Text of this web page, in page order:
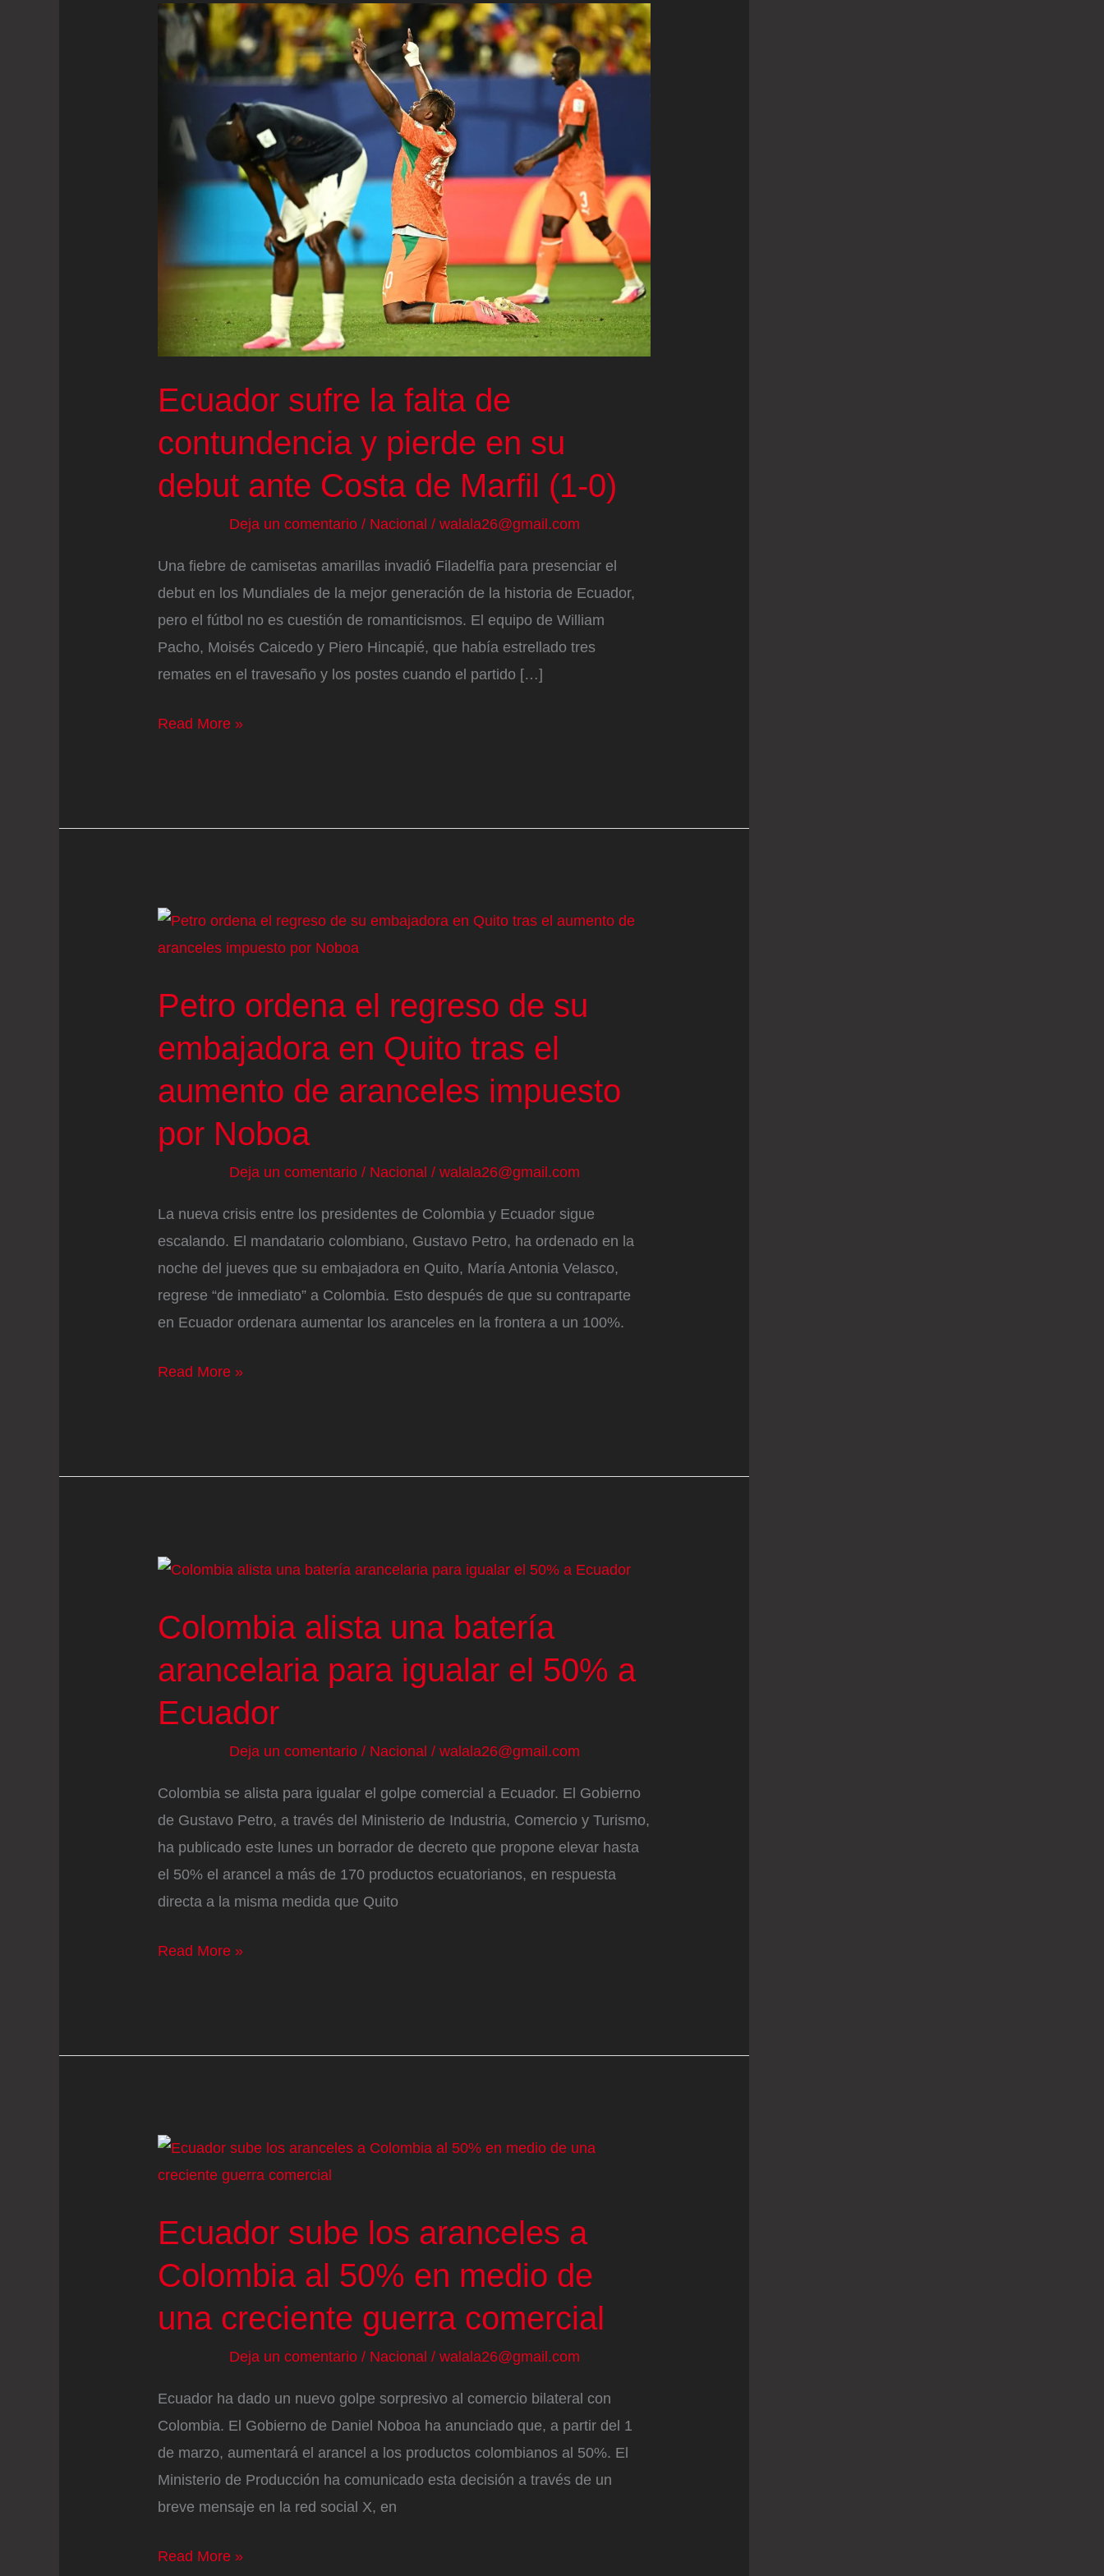
Ecuador sufre la falta de
contundencia y pierde en su
debut ante Costa de Marfil (1-0)
Deja un comentario / Nacional / walala26@gmail.com
Una fiebre de camisetas amarillas invadió Filadelfia para presenciar el
debut en los Mundiales de la mejor generación de la historia de Ecuador,
pero el fútbol no es cuestión de romanticismos. El equipo de William
Pacho, Moisés Caicedo y Piero Hincapié, que había estrellado tres
remates en el travesaño y los postes cuando el partido […]
Ecuador
de
pierde
debut
ante
Costa
Marfil
(1-
0)
Read More »
Petro ordena el regreso de su
embajadora en Quito tras el
aumento de aranceles impuesto
por Noboa
Deja un comentario / Nacional / walala26@gmail.com
La nueva crisis entre los presidentes de Colombia y Ecuador sigue
escalando. El mandatario colombiano, Gustavo Petro, ha ordenado en la
noche del jueves que su embajadora en Quito, María Antonia Velasco,
regrese “de inmediato” a Colombia. Esto después de que su contraparte
en Ecuador ordenara aumentar los aranceles en la frontera a un 100%.
Petro
de
en
tras
el
aumento
aranceles
Read More »
Colombia alista una batería
arancelaria para igualar el 50% a
Ecuador
Deja un comentario / Nacional / walala26@gmail.com
Colombia se alista para igualar el golpe comercial a Ecuador. El Gobierno
de Gustavo Petro, a través del Ministerio de Industria, Comercio y Turismo,
ha publicado este lunes un borrador de decreto que propone elevar hasta
el 50% el arancel a más de 170 productos ecuatorianos, en respuesta
directa a la misma medida que Quito
Colombia
arancelaria
el
50%
Ecuador
Read More »
Ecuador sube los aranceles a
Colombia al 50% en medio de
una creciente guerra comercial
Deja un comentario / Nacional / walala26@gmail.com
Ecuador ha dado un nuevo golpe sorpresivo al comercio bilateral con
Colombia. El Gobierno de Daniel Noboa ha anunciado que, a partir del 1
de marzo, aumentará el arancel a los productos colombianos al 50%. El
Ministerio de Producción ha comunicado esta decisión a través de un
breve mensaje en la red social X, en
Ecuador
Read More »